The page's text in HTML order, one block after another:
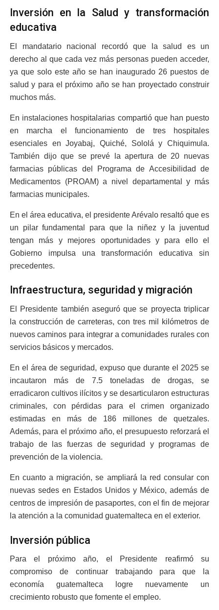
Inversión en la Salud y transformación
educativa
El mandatario nacional recordó que la salud es un
derecho al que cada vez más personas pueden acceder,
ya que solo este año se han inaugurado 26 puestos de
salud y para el próximo año se han proyectado construir
muchos más.
En instalaciones hospitalarias compartió que han puesto
en marcha el funcionamiento de tres hospitales
esenciales en Joyabaj, Quiché, Sololá y Chiquimula.
También dijo que se prevé la apertura de 20 nuevas
farmacias públicas del Programa de Accesibilidad de
Medicamentos (PROAM) a nivel departamental y más
farmacias municipales.
En el área educativa, el presidente Arévalo resaltó que es
un pilar fundamental para que la niñez y la juventud
tengan más y mejores oportunidades y para ello el
Gobierno impulsa una transformación educativa sin
precedentes.
Infraestructura, seguridad y migración
El Presidente también aseguró que se proyecta triplicar
la construcción de carreteras, con tres mil kilómetros de
nuevos caminos para integrar a comunidades rurales con
servicios básicos y mercados.
En el área de seguridad, expuso que durante el 2025 se
incautaron más de 7.5 toneladas de drogas, se
erradicaron cultivos ilícitos y se desarticularon estructuras
criminales, con pérdidas para el crimen organizado
estimadas en más de 186 millones de quetzales.
Además, para el próximo año, el presupuesto reforzará el
trabajo de las fuerzas de seguridad y programas de
prevención de la violencia.
En cuanto a migración, se ampliará la red consular con
nuevas sedes en Estados Unidos y México, además de
centros de impresión de pasaportes, con el fin de mejorar
la atención a la comunidad guatemalteca en el exterior.
Inversión pública
Para el próximo año, el Presidente reafirmó su
compromiso de continuar trabajando para que la
economía guatemalteca logre nuevamente un
crecimiento robusto que fomente el empleo.